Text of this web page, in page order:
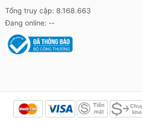
Tổng truy cập: 8.168.663
Đang online: --